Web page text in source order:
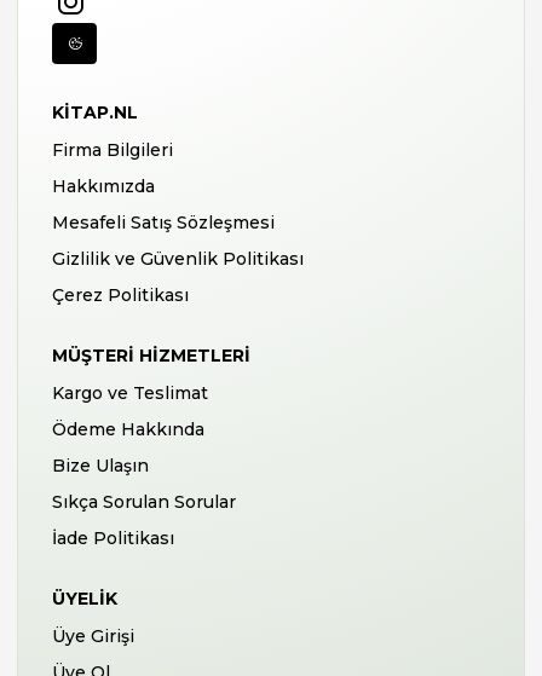
KITAP.NL
Firma Bilgileri
Hakkımızda
Mesafeli Satış Sözleşmesi
Gizlilik ve Güvenlik Politikası
Çerez Politikası
MÜŞTERI HIZMETLERI
Kargo ve Teslimat
Ödeme Hakkında
Bize Ulaşın
Sıkça Sorulan Sorular
İade Politikası
ÜYELIK
Üye Girişi